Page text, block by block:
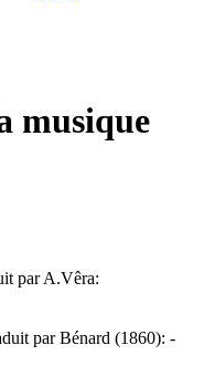
musique
par A.Vêra:
par Bénard (1860): -